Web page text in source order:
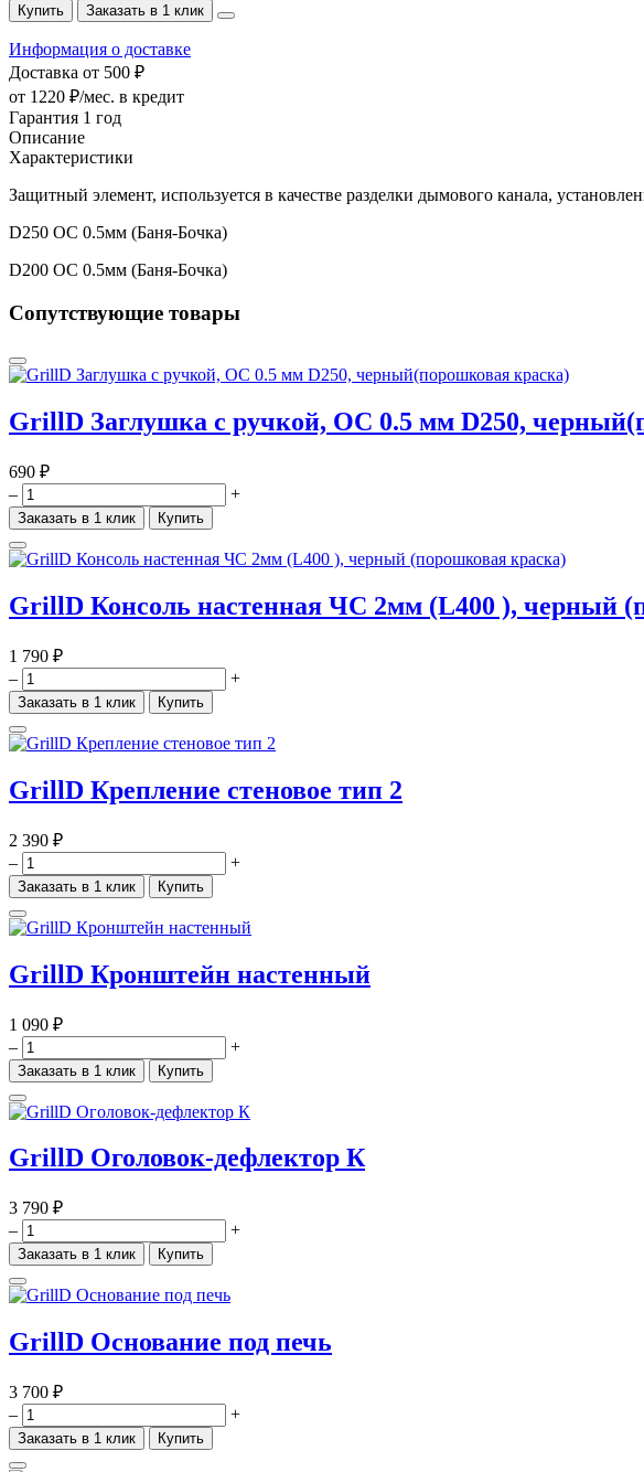
Купить Заказать в 1 клик
Информация о доставке
Доставка от 500 ₽
от 1220 ₽/мес. в кредит
Гарантия 1 год
Описание
Характеристики
Защитный элемент, используется в качестве разделки дымового канала,
D250 ОС 0.5мм (Баня-Бочка)
D200 ОС 0.5мм (Баня-Бочка)
Сопутствующие товары
GrillD Заглушка с ручкой, ОС 0.5 мм D250,
690 ₽
–
+
Заказать в 1 клик Купить
GrillD Консоль настенная ЧС 2мм (L400 ), черный
1 790 ₽
–
+
Заказать в 1 клик Купить
GrillD Крепление стеновое тип 2
2 390 ₽
–
+
Заказать в 1 клик Купить
GrillD Кронштейн настенный
1 090 ₽
–
+
Заказать в 1 клик Купить
GrillD Оголовок-дефлектор К
3 790 ₽
–
+
Заказать в 1 клик Купить
GrillD Основание под печь
3 700 ₽
–
+
Заказать в 1 клик Купить